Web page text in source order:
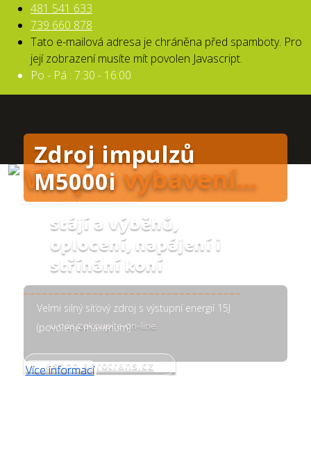
481 541 633
739 660 878
Tato e-mailová adresa je chráněna před spamboty. Pro
její zobrazení musíte mít povolen Javascript.
Po - Pá : 7:30 - 16:00
Vše pro vybavení...
stájí a výběhů,
oplocení, napájení i
stříhání koní
___________________________________
u nás zakoupíte on-line.
eshop.agrotrans.cz
Zdroj impulzů
M5000i
Velmi silný síťový zdroj s výstupní energií 15J
(povolené maximum)
Více informací